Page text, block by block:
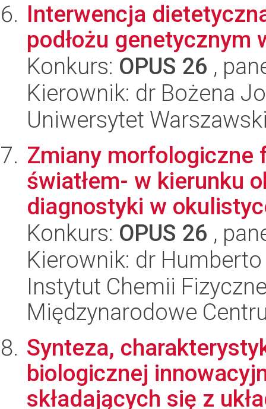
Interwencja
podłożu genetycznym
Konkurs: OPUS 26 ,
Kierownik: dr Bożena
Uniwersytet
Zmiany morfologiczne
światłem- w kierunku
diagnostyki w
Konkurs: OPUS 26 ,
Kierownik: dr
Instytut Chemii
Międzynarodowe
Synteza,
biologicznej
składających się z